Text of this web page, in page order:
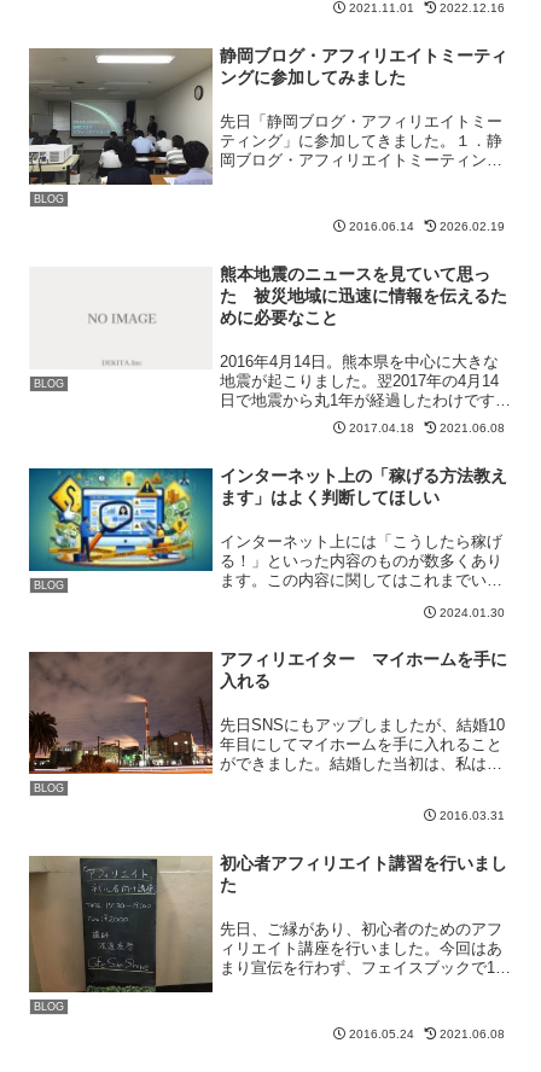
遅れている日本の人材育成セキュリティ
それはある...
2021.11.01 2022.12.16
BLOG
静岡ブログ・アフィリエイトミーティ
ングに参加してみました
先日「静岡ブログ・アフィリエイトミー
ティング」に参加してきました。１．静
岡ブログ・アフィリエイトミーティング
やるってよ」と言った感じの投稿が流れ
ていて「お？」と...
2016.06.14 2026.02.19
BLOG
熊本地震のニュースを見ていて思っ
た 被災地域に迅速に情報を伝えるた
めに必要なこと
2016年4月14日。熊本県を中心に大きな
地震が起こりました。翌2017年の4月14
日で地震から丸1年が経過したわけです
が、関連のニュースを見て思ったことが
ありました。地震で役所内のサーバーが
することがで...
2017.04.18 2021.06.08
BLOG
インターネット上の「稼げる方法教え
ます」はよく判断してほしい
インターネット上には「こうしたら稼げ
る！」といった内容のものが数多くあり
ます。この内容に関してはこれまでいろ
はあります。インターネットを利用して
当たり前となったYouT...
2024.01.30
BLOG
アフィリエイター マイホームを手に
入れる
先日SNSにもアップしましたが、結婚10
年目にしてマイホームを手に入れること
ができました。結婚した当初は、私はま
だと、そして奥さんも良く結婚してくれ
2016.03.31
BLOG
初心者アフィリエイト講習を行いまし
た
先日、ご縁があり、初心者のためのアフ
ィリエイト講座を行いました。今回はあ
まり宣伝を行わず、フェイスブックで1度
が、その分、個人個人の悩みに応えられ
る環境でのセミナーとな...
2016.05.24 2021.06.08